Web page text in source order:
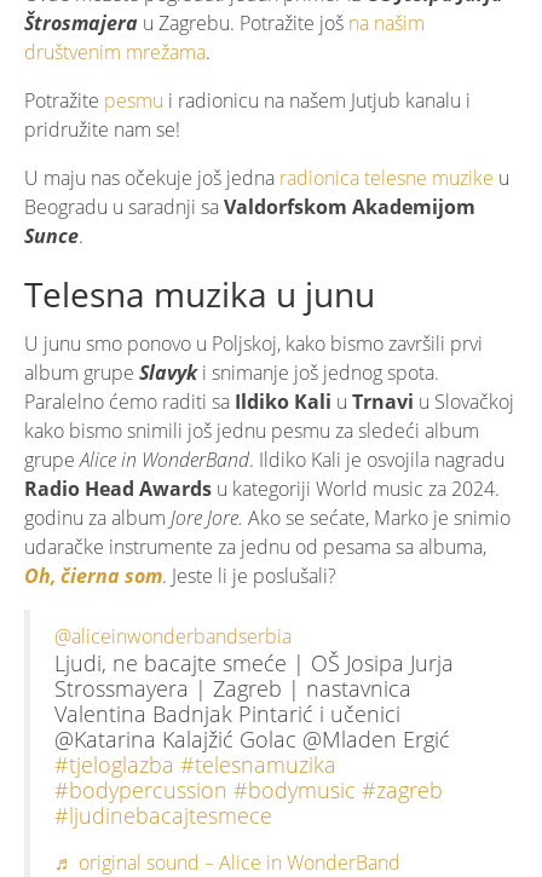
Štrosmajera u Zagrebu. Potražite još na našim
društvenim mrežama.
Potražite pesmu i radionicu na našem Jutjub kanalu i
pridružite nam se!
U maju nas očekuje još jedna radionica telesne muzike u
Beogradu u saradnji saValdorfskom Akademijom
Sunce.
Telesna muzika u junu
U junu smo ponovo u Poljskoj, kako bismo završili prvi
album grupe Slavyki snimanje još jednog spota.
Paralelno ćemo raditi sa Ildiko Kali u Trnavi u Slovačkoj
kako bismo snimili još jednu pesmu za sledeći album
grupeAlice in WonderBand. Ildiko Kali je osvojila nagradu
Radio Head Awards u kategoriji World music za 2024.
godinu za album Jore Jore. Ako se sećate, Marko je snimio
udaračke instrumente za jednu od pesama sa albuma,
Oh, čierna som. Jeste li je poslušali?
@aliceinwonderbandserbia
Ljudi, ne bacajte smeće | OŠ Josipa Jurja
Strossmayera | Zagreb | nastavnica
Valentina Badnjak Pintarić i učenici
@Katarina Kalajžić Golac @Mladen Ergić
#tjeloglazba #telesnamuzika
#bodypercussion #bodymusic #zagreb
#ljudinebacajtesmece
♬ original sound – Alice in WonderBand